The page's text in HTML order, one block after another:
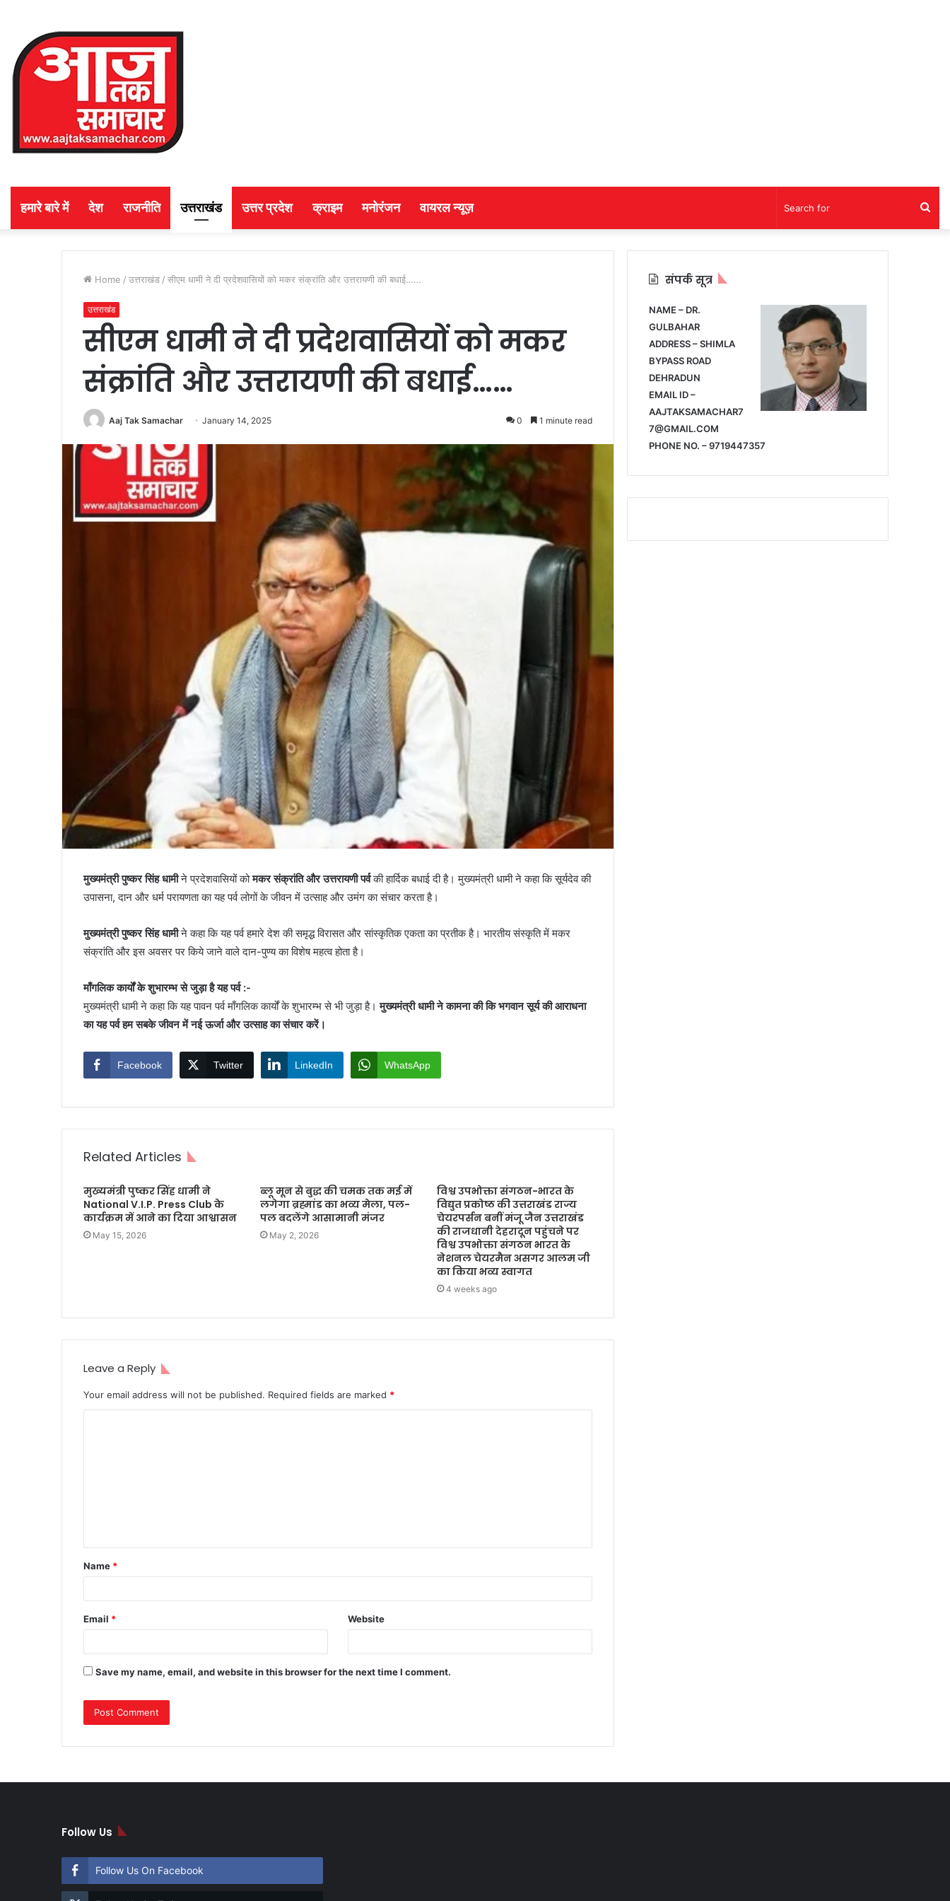
हमारे बारे में देश राजनीति उत्तराखंड उत्तर प्रदेश क्राइम मनोरंजन वायरल न्यूज़
Home / उत्तराखंड / सीएम धामी ने दी प्रदेशवासियों को मकर संक्रांति और उत्तरायणी की बधाई……
उत्तराखंड
सीएम धामी ने दी प्रदेशवासियों को मकर
संक्रांति और उत्तरायणी की बधाई……
Aaj Tak Samachar January 14, 2025 0 1 minute read
मुख्यमंत्री पुष्कर सिंह धामीने प्रदेशवासियों कोमकर संक्रांति और उत्तरायणी पर्वकी हार्दिक बधाई दी है। मुख्यमंत्री धामी ने कहा कि सूर्यदेव की
उपासना, दान और धर्म परायणता का यह पर्व लोगों के जीवन में उत्साह और उमंग का संचार करता है।
मुख्यमंत्री पुष्कर सिंह धामीने कहा कि यह पर्व हमारे देश की समृद्ध विरासत और सांस्कृतिक एकता का प्रतीक है। भारतीय संस्कृति में मकर
संक्रांति और इस अवसर पर किये जाने वाले दान-पुण्य का विशेष महत्व होता है।
माँगलिक कार्यों के शुभारम्भ से जुड़ा है यह पर्व :-
मुख्यमंत्री धामी ने कहा कि यह पावन पर्व माँगलिक कार्यों के शुभारम्भ से भी जुड़ा है।मुख्यमंत्री धामी ने कामना की कि भगवान सूर्य की आराधना
का यह पर्व हम सबके जीवन में नई ऊर्जा और उत्साह का संचार करें।
Facebook Twitter LinkedIn WhatsApp
Related Articles
मुख्यमंत्री पुष्कर सिंह धामी ने
National V.I.P. Press Club के
कार्यक्रम में आने का दिया आश्वासन
May 15, 2026
ब्लू मून से बुद्ध की चमक तक मई में
लगेगा ब्रह्मांड का भव्य मेला, पल-
पल बदलेंगे आसामानी मंजर
May 2, 2026
विश्व उपभोक्ता संगठन-भारत के
विद्युत प्रकोष्ठ की उत्तराखंड राज्य
चेयरपर्सन बनीं मंजू जैन उत्तराखंड
की राजधानी देहरादून पहुंचने पर
विश्व उपभोक्ता संगठन भारत के
नेशनल चेयरमैन असगर आलम जी
का किया भव्य स्वागत
4 weeks ago
Leave a Reply
Your email address will not be published. Required fields are marked *
t
*
Name *
Email * Website
Save my name, email, and website in this browser for the next time I comment.
संपर्क सूत्र
NAME – DR.
GULBAHAR
ADDRESS – SHIMLA
BYPASS ROAD
DEHRADUN
EMAIL ID –
AAJTAKSAMACHAR7
7@GMAIL.COM
PHONE NO. – 9719447357
Follow Us
Follow Us On Facebook